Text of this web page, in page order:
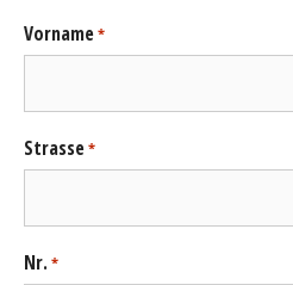
Vorname*
Strasse*
Nr. *